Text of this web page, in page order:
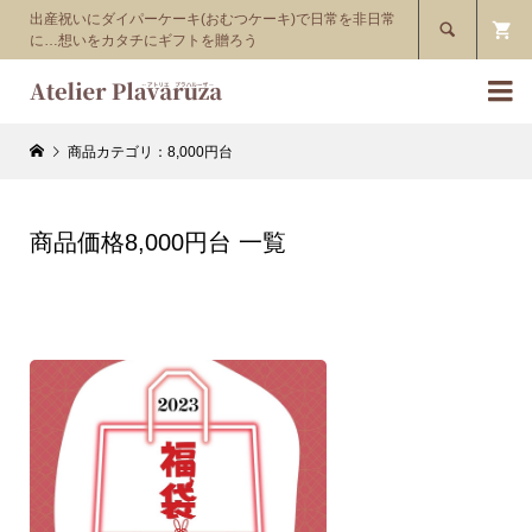
出産祝いにダイパーケーキ(おむつケーキ)で日常を非日常
に…想いをカタチにギフトを贈ろう


商品カテゴリ：8,000円台
商品価格8,000円台 一覧